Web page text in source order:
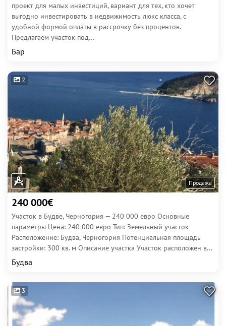
проект для малых инвестиций, вариант для тех, кто хочет
выгодно инвестировать в недвижимость люкс класса, с
удобной формой оплаты в рассрочку без процентов.
Предлагаем участок под...
Бар
2
Продажа
240 000€
Участок в Будве, Черногория — 240 000 евро Основные
параметры Цена: 240 000 евро Тип: Земельный участок
Расположение: Будва, Черногория Потенциальная площадь
застройки: 300 кв. м Описание участка Участок расположен в...
Будва
3